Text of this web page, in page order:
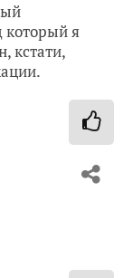
который я
кстати,